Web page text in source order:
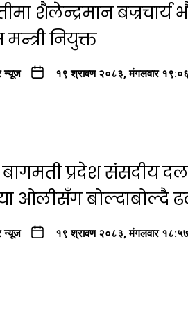
शैलेन्द्रमान बज्रचार्य
नियुक्त
न्यूज १९ श्रावण २०८३, मंगलवार १९:०६
प्रदेश संसदीय
ओलीसँग बोल्दाबोल्दै
न्यूज १९ श्रावण २०८३, मंगलवार